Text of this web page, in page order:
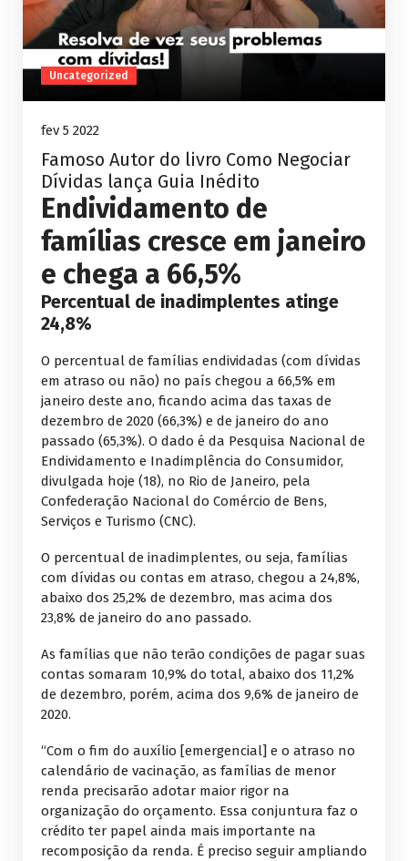
Uncategorized
fev 5 2022
Famoso Autor do livro Como Negociar
Dívidas lança Guia Inédito
Endividamento de
famílias cresce em janeiro
e chega a 66,5%
Percentual de inadimplentes atinge
24,8%
O percentual de famílias endividadas (com dívidas
em atraso ou não) no país chegou a 66,5% em
janeiro deste ano, ficando acima das taxas de
dezembro de 2020 (66,3%) e de janeiro do ano
passado (65,3%). O dado é da Pesquisa Nacional de
Endividamento e Inadimplência do Consumidor,
divulgada hoje (18), no Rio de Janeiro, pela
Confederação Nacional do Comércio de Bens,
Serviços e Turismo (CNC).
O percentual de inadimplentes, ou seja, famílias
com dívidas ou contas em atraso, chegou a 24,8%,
abaixo dos 25,2% de dezembro, mas acima dos
23,8% de janeiro do ano passado.
As famílias que não terão condições de pagar suas
contas somaram 10,9% do total, abaixo dos 11,2%
de dezembro, porém, acima dos 9,6% de janeiro de
2020.
“Com o fim do auxílio [emergencial] e o atraso no
calendário de vacinação, as famílias de menor
renda precisarão adotar maior rigor na
organização do orçamento. Essa conjuntura faz o
crédito ter papel ainda mais importante na
recomposição da renda. É preciso seguir ampliando